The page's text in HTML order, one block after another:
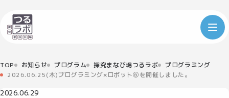
TOP お知らせ プログラム 探究まなび場つるラボ
プログラミング
2026.06.25(木)プログラミング×ロボット⑥を開催しました。
2026.06.29